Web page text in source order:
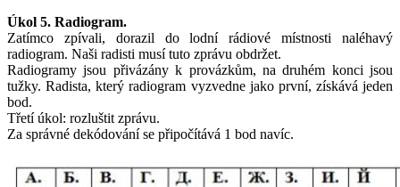
Úkol 5. Radiogram.
Zatímco zpívali, dorazil do lodní rádiové místnosti naléhavý
radiogram. Naši radisti musí tuto zprávu obdržet.
Radiogramy jsou přivázány k provázkům, na druhém konci jsou
tužky. Radista, který radiogram vyzvedne jako první, získává jeden
bod.
Třetí úkol: rozluštit zprávu.
Za správné dekódování se připočítává 1 bod navíc.